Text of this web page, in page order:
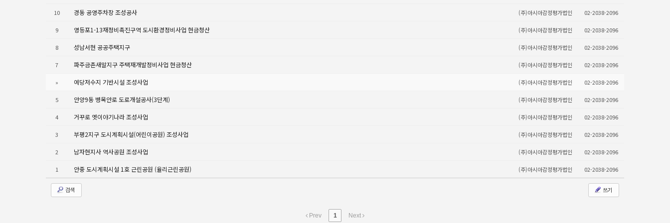
10 경동 공영주차장 조성공사 (주)아시아감정평가법인 02-2038-2096
9 영등포1-13재정비촉진구역 도시환경정비사업 현금청산 (주)아시아감정평가법인 02-2038-2096
8 성남서현 공공주택지구 (주)아시아감정평가법인 02-2038-2096
7 파주금촌새말지구 주택재개발정비사업 현금청산 (주)아시아감정평가법인 02-2038-2096
» 예당저수지 기반시설 조성사업 (주)아시아감정평가법인 02-2038-2096
5 안양9동 병목안로 도로개설공사(3단계) (주)아시아감정평가법인 02-2038-2096
4 거꾸로 옛이야기나라 조성사업 (주)아시아감정평가법인 02-2038-2096
3 부평2지구 도시계획시설(어린이공원) 조성사업 (주)아시아감정평가법인 02-2038-2096
2 남자현지사 역사공원 조성사업 (주)아시아감정평가법인 02-2038-2096
1 안중 도시계획시설 1호 근린공원 (율리근린공원) (주)아시아감정평가법인 02-2038-2096
검색 쓰기
Prev 1 Next